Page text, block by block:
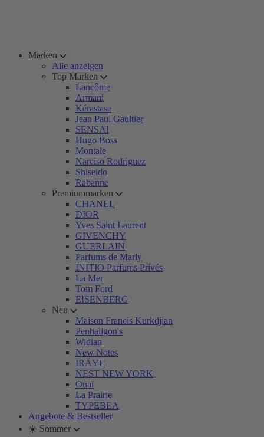
Marken
Alle anzeigen
Top Marken
Lancôme
Armani
Kérastase
Jean Paul Gaultier
SENSAI
Hugo Boss
Montale
Narciso Rodriguez
Shiseido
Rabanne
Premiummarken
CHANEL
DIOR
Yves Saint Laurent
GIVENCHY
GUERLAIN
Parfums de Marly
INITIO Parfums Privés
La Mer
Tom Ford
EISENBERG
Neu
Maison Francis Kurkdjian
Penhaligon's
Widian
New Notes
IRÄYE
NEST NEW YORK
Ouai
La Prairie
TYPEBEA
Angebote & Bestseller
☀️ Sommer